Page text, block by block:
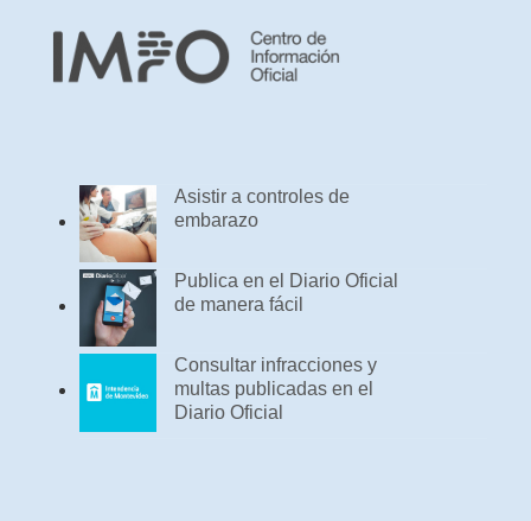
Asistir a controles de
embarazo
Publica en el Diario Oficial
de manera fácil
Consultar infracciones y
multas publicadas en el
Diario Oficial